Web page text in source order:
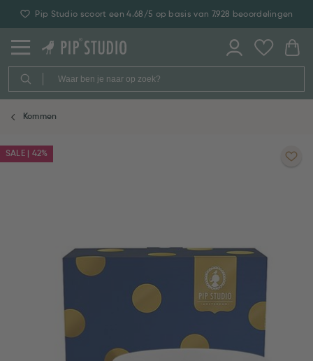
Pip Studio scoort een 4.68/5 op basis van 7.928 beoordelingen
Kommen
SALE | 42%